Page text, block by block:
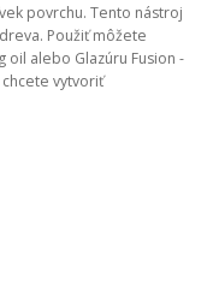
povrchu. Tento nástroj
Použiť môžete
oil alebo Glazúru Fusion -
vytvoriť